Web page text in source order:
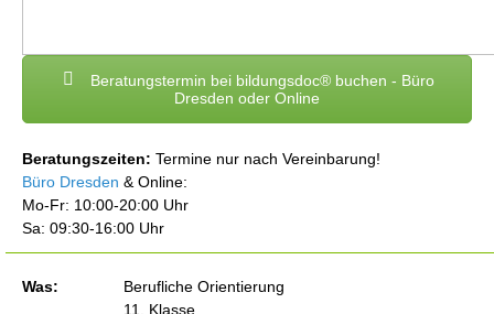
Beratungstermin bei bildungsdoc® buchen - Büro
Dresden oder Online
Beratungszeiten: Termine nur nach Vereinbarung!
Büro Dresden & Online:
Mo-Fr: 10:00-20:00 Uhr
Sa: 09:30-16:00 Uhr
Berufliche Orientierung
11. Klasse
Was: